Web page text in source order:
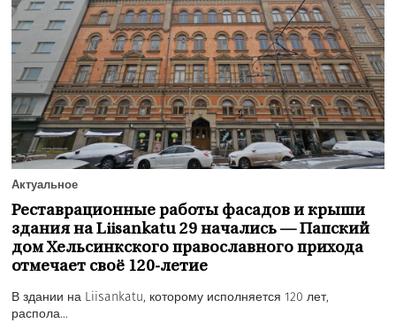
Актуальное
Реставрационные работы фасадов и крыши
здания на Liisankatu 29 начались — Папский
дом Хельсинкского православного прихода
отмечает своё 120-летие
В здании на Liisankatu, которому исполняется 120 лет,
распола...